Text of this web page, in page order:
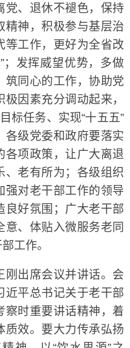
党、退休不褪色，保持
精神，积极参与基层治
等工作，更好为全省改
；发挥威望优势，多做
筑同心的工作，协助党
因素充分调动起来，
标任务、实现“十五五”
各级党委和政府要落实
各项政策，让广大离退
、老有所为；各级组织
强对老干部工作的领导
良好氛围；广大老干部
、体贴入微服务老同
工作。
出席会议并讲话。会
近平总书记关于老干部
察时重要讲话精神，着
质效。要大力传承弘扬